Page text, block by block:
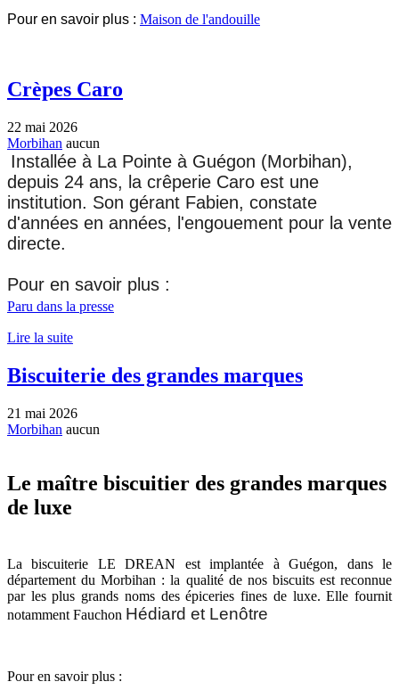
Pour en savoir plus : Maison de l'andouille
Crèpes Caro
22 mai 2026
Morbihan aucun
Installée à La Pointe à Guégon (Morbihan),
depuis 24 ans, la crêperie Caro est une
institution. Son gérant Fabien, constate
d'années en années, l'engouement pour la vente
directe.
Pour en savoir plus :
Paru dans la presse
Lire la suite
Biscuiterie des grandes marques
21 mai 2026
Morbihan aucun
Le maître biscuitier des grandes marques
de luxe
La biscuiterie LE DREAN est implantée à Guégon, dans le
département du Morbihan : la qualité de nos biscuits est reconnue
par les plus grands noms des épiceries fines de luxe. Elle fournit
notamment Fauchon Hédiard et Lenôtre
Pour en savoir plus :